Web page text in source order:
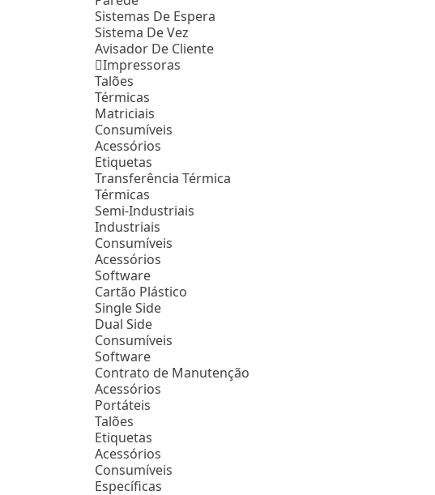
Sistemas De Espera
Sistema De Vez
Avisador De Cliente
Impressoras
Talões
Térmicas
Matriciais
Consumíveis
Acessórios
Etiquetas
Transferência Térmica
Térmicas
Semi-Industriais
Industriais
Consumíveis
Acessórios
Software
Cartão Plástico
Single Side
Dual Side
Consumíveis
Software
Contrato de Manutenção
Acessórios
Portáteis
Talões
Etiquetas
Acessórios
Consumíveis
Específicas